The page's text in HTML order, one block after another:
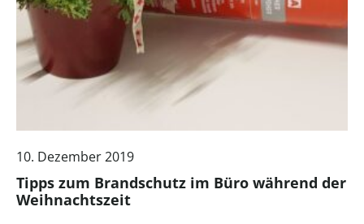
10. Dezember 2019
Tipps zum Brandschutz im Büro während der
Weihnachtszeit